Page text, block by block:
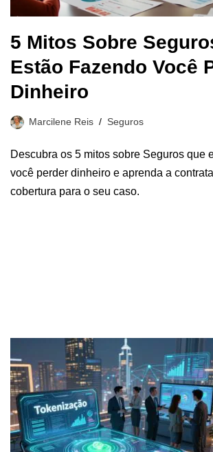
5 Mitos Sobre
Estão Fazendo Você
Dinheiro
Marcilene Reis Seguros
Descubra os 5 mitos sobre Seguros que
você perder dinheiro e aprenda a
cobertura para o seu caso.